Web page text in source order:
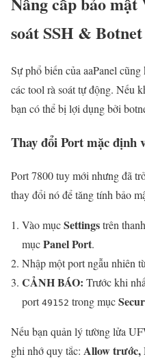
soát SSH & Botnet
Sự phổ biến của aaPanel
các tool rà soát tự động. Nếu
bạn có thể bị lợi dụng bởi
Thay đổi Port mặc định
Port 7800 tuy mới nhưng đã
thay đổi nó để tăng tính bảo
Vào mụcSettingstrên
mụcPanel Port.
Nhập một port ngẫu nhiên
CẢNH BÁO: Trước khi
port 49152 trong mục
Nếu bạn quản lý tường lửa
ghi nhớ quy tắc: Allow trước,